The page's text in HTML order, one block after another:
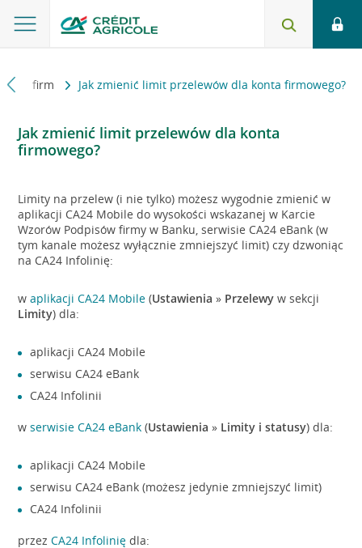
dla firm Jak zmienić limit przelewów dla konta firmowego?
Jak zmienić limit przelewów dla konta
firmowego?
Limity na przelew (i nie tylko) możesz wygodnie zmienić w
aplikacji CA24 Mobile do wysokości wskazanej w Karcie
Wzorów Podpisów firmy w Banku, serwisie CA24 eBank (w
tym kanale możesz wyłącznie zmniejszyć limit) czy dzwoniąc
na CA24 Infolinię:
waplikacji CA24 Mobile (Ustawienia » Przelewy w sekcji
Limity) dla:
aplikacji CA24 Mobile
serwisu CA24 eBank
CA24 Infolinii
wserwisie CA24 eBank (Ustawienia » Limity i statusy) dla:
aplikacji CA24 Mobile
serwisu CA24 eBank (możesz jedynie zmniejszyć limit)
CA24 Infolinii
przezCA24 Infolinię dla: